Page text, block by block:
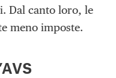
Dal canto loro, le
meno imposte.